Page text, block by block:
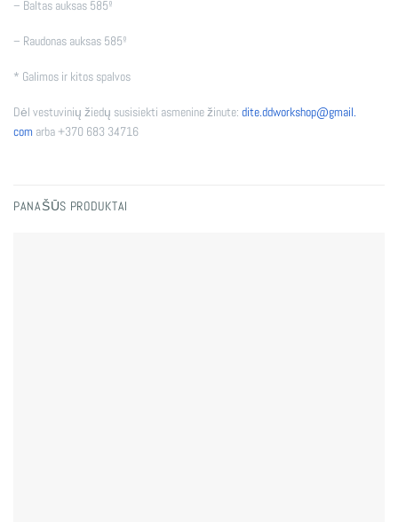
– Baltas auksas 585º
– Raudonas auksas 585º
* Galimos ir kitos spalvos
Dėl vestuvinių žiedų susisiekti asmenine žinute: dite.ddworkshop@gmail.
com arba +370 683 34716
PANAŠŪS PRODUKTAI